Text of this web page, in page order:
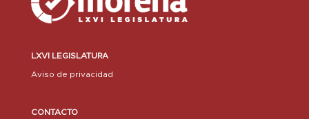
LXVI LEGISLATURA
Aviso de privacidad
CONTACTO